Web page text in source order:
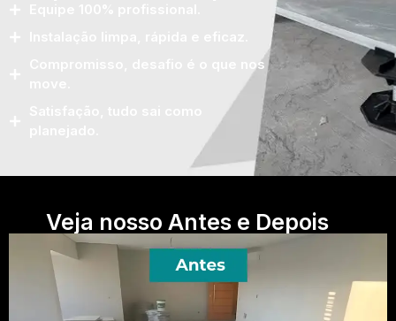
Compromisso, desafio é o que nos
Veja nosso Antes e Depois